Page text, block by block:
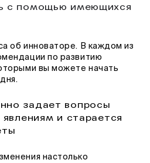
с помощью имеющихся
об инноваторе. В каждом из
по развитию
вы можете начать
задает вопросы
и старается
настолько